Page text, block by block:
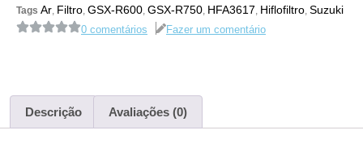
Tags Ar, Filtro, GSX-R600, GSX-R750, HFA3617, Hiflofiltro, Suzuki
0 comentários Fazer um comentário
Descrição Avaliações (0)